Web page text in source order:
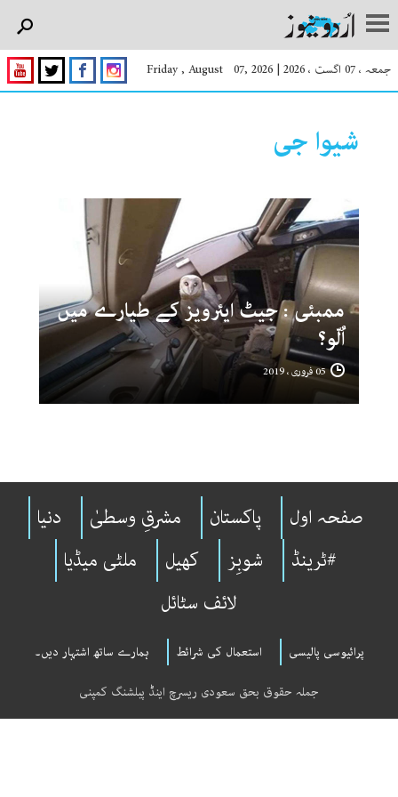
جمعہ ، 07 اگست ، 2026 |
Friday , August 07, 2026
شیوا جی
ممبئی : جیٹ ایئرویز کے طیارے میں
اُلّو؟
05 فروری ، 2019
صفحہ اول پاکستان مشرقِ وسطیٰ
دنیا
#ٹرینڈ
شوبِز کھیل
ملٹی میڈیا
لائف سٹائل
پرائیوسی پالیسی استعمال کی شرائط ہمارے ساتھ اشتہار دیں۔
جملہ حقوق بحق سعودی ریسرچ اینڈ پبلشنگ کمپنی